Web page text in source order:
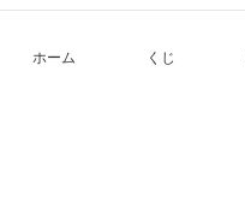
ホーム くじ